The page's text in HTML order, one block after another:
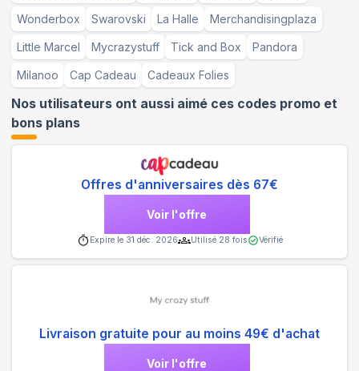
Wonderbox Swarovski La Halle Merchandisingplaza
Little Marcel Mycrazystuff Tick and Box Pandora
Milanoo Cap Cadeau Cadeaux Folies
Nos utilisateurs ont aussi aimé ces codes promo et
bons plans
Offres d'anniversaires dès 67€
Voir l'offre
Expire le 31 déc. 2026 Utilisé 28 fois Vérifié
Livraison gratuite pour au moins 49€ d'achat
Voir l'offre